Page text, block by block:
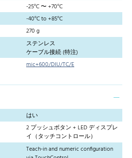
-25°C 〜 +70°C
-40°C to +85°C
270 g
ステンレス
ケーブル接続 (特注)
mic+600/DIU/TC/E
はい
2 プッシュボタン + LED ディスプレ
イ（タッチコントロール）
Teach-in and numeric configuration